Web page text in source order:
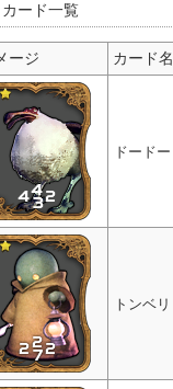
カード一覧
ージ カード名
ドードー
トンベリ